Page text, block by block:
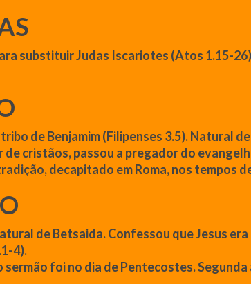
substituir Judas Iscariotes (Atos 1.15-
de Benjamim (Filipenses 3.5). Natural
de cristãos, passou a pregador do
decapitado em Roma, nos tempos
de Betsaida. Confessou queJesus era
4).
sermão foi no dia de Pentecostes.